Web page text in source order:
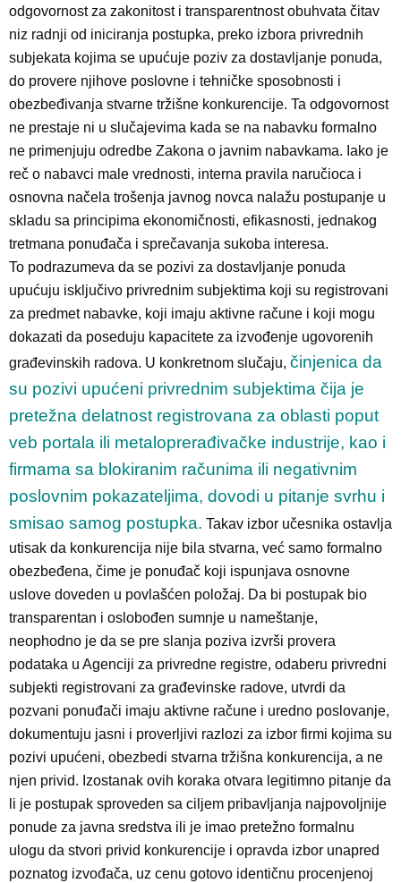
odgovornost za zakonitost i transparentnost obuhvata čitav
niz radnji od iniciranja postupka, preko izbora privrednih
subjekata kojima se upućuje poziv za dostavljanje ponuda,
do provere njihove poslovne i tehničke sposobnosti i
obezbeđivanja stvarne tržišne konkurencije. Ta odgovornost
ne prestaje ni u slučajevima kada se na nabavku formalno
ne primenjuju odredbe Zakona o javnim nabavkama. Iako je
reč o nabavci male vrednosti, interna pravila naručioca i
osnovna načela trošenja javnog novca nalažu postupanje u
skladu sa principima ekonomičnosti, efikasnosti, jednakog
tretmana ponuđača i sprečavanja sukoba interesa.
To podrazumeva da se pozivi za dostavljanje ponuda
upućuju isključivo privrednim subjektima koji su registrovani
za predmet nabavke, koji imaju aktivne račune i koji mogu
dokazati da poseduju kapacitete za izvođenje ugovorenih
građevinskih radova. U konkretnom slučaju, činjenica da
su pozivi upućeni privrednim subjektima čija je
pretežna delatnost registrovana za oblasti poput
veb portala ili metaloprerađivačke industrije, kao i
firmama sa blokiranim računima ili negativnim
poslovnim pokazateljima, dovodi u pitanje svrhu i
smisao samog postupka. Takav izbor učesnika ostavlja
utisak da konkurencija nije bila stvarna, već samo formalno
obezbeđena, čime je ponuđač koji ispunjava osnovne
uslove doveden u povlašćen položaj. Da bi postupak bio
transparentan i oslobođen sumnje u nameštanje,
neophodno je da se pre slanja poziva izvrši provera
podataka u Agenciji za privredne registre, odaberu privredni
subjekti registrovani za građevinske radove, utvrdi da
pozvani ponuđači imaju aktivne račune i uredno poslovanje,
dokumentuju jasni i proverljivi razlozi za izbor firmi kojima su
pozivi upućeni, obezbedi stvarna tržišna konkurencija, a ne
njen privid. Izostanak ovih koraka otvara legitimno pitanje da
li je postupak sproveden sa ciljem pribavljanja najpovoljnije
ponude za javna sredstva ili je imao pretežno formalnu
ulogu da stvori privid konkurencije i opravda izbor unapred
poznatog izvođača, uz cenu gotovo identičnu procenjenoj